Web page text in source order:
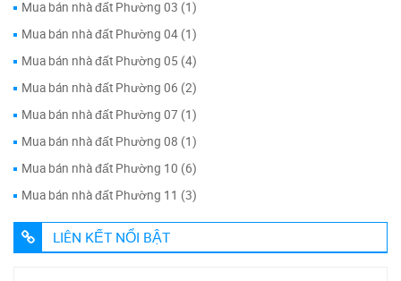
Mua bán nhà đất Phường 03 (1)
Mua bán nhà đất Phường 04 (1)
Mua bán nhà đất Phường 05 (4)
Mua bán nhà đất Phường 06 (2)
Mua bán nhà đất Phường 07 (1)
Mua bán nhà đất Phường 08 (1)
Mua bán nhà đất Phường 10 (6)
Mua bán nhà đất Phường 11 (3)
LIÊN KẾT NỔI BẬT